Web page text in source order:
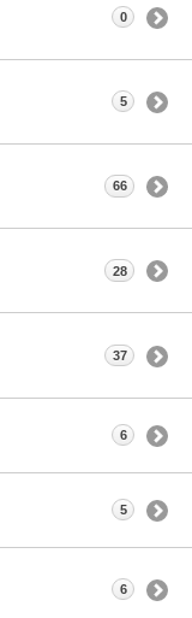
0
5
66
28
37
6
5
6